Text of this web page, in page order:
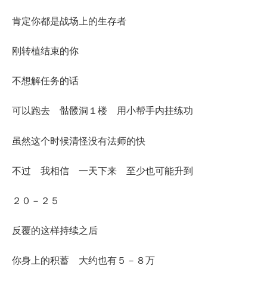
肯定你都是战场上的生存者
刚转植结束的你
不想解任务的话
可以跑去 骷髅洞１楼 用小帮手内挂练功
虽然这个时候清怪没有法师的快
不过 我相信 一天下来 至少也可能升到
２０－２５
反覆的这样持续之后
你身上的积蓄 大约也有５－８万